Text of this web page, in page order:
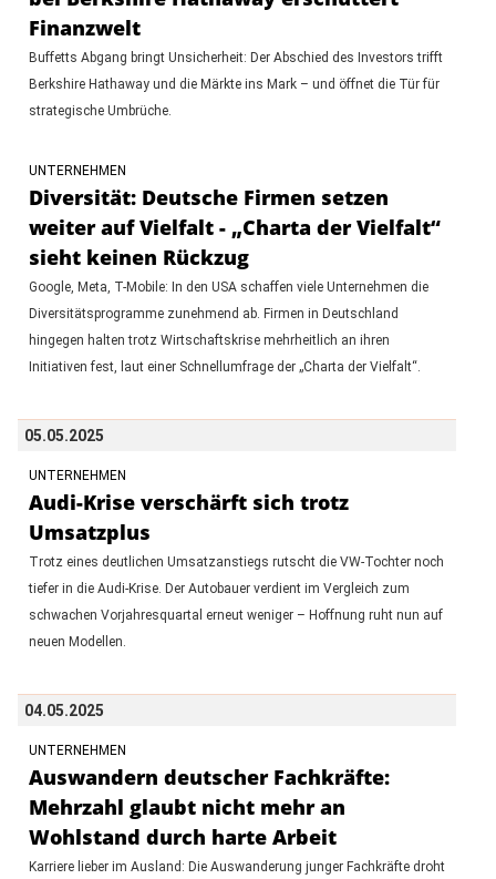
Finanzwelt
Buffetts Abgang bringt Unsicherheit: Der Abschied des Investors trifft
Berkshire Hathaway und die Märkte ins Mark – und öffnet die Tür für
strategische Umbrüche.
UNTERNEHMEN
Diversität: Deutsche Firmen setzen
weiter auf Vielfalt - „Charta der Vielfalt“
sieht keinen Rückzug
Google, Meta, T-Mobile: In den USA schaffen viele Unternehmen die
Diversitätsprogramme zunehmend ab. Firmen in Deutschland
hingegen halten trotz Wirtschaftskrise mehrheitlich an ihren
Initiativen fest, laut einer Schnellumfrage der „Charta der Vielfalt“.
05.05.2025
UNTERNEHMEN
Audi-Krise verschärft sich trotz
Umsatzplus
Trotz eines deutlichen Umsatzanstiegs rutscht die VW-Tochter noch
tiefer in die Audi-Krise. Der Autobauer verdient im Vergleich zum
schwachen Vorjahresquartal erneut weniger – Hoffnung ruht nun auf
neuen Modellen.
04.05.2025
UNTERNEHMEN
Auswandern deutscher Fachkräfte:
Mehrzahl glaubt nicht mehr an
Wohlstand durch harte Arbeit
Karriere lieber im Ausland: Die Auswanderung junger Fachkräfte droht